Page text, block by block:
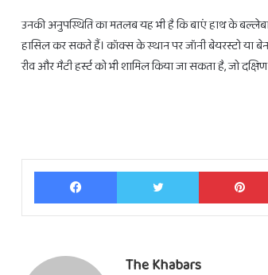
उनकी अनुपस्थिति का मतलब यह भी है कि बाएं हाथ के
हासिल कर सकते हैं। कॉक्स के स्थान पर जॉनी बेयरस्टो
रीव और मैटी हर्स्ट को भी शामिल किया जा सकता है, जो
Facebook Twitter
The Khabars